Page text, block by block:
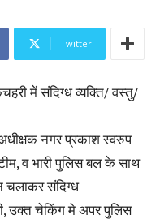
Twitter
में संदिग्ध व्यक्ति/ वस्तु/
नगर प्रकाश स्वरुप
व भारी पुलिस बल के साथ
चलाकर संदिग्ध
उक्त चेकिंग मे अपर पुलिस